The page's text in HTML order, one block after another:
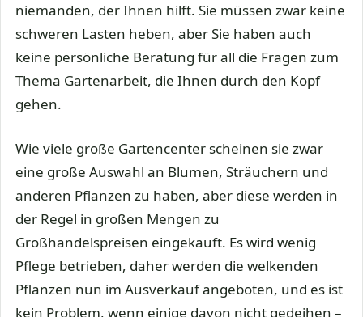
niemanden, der Ihnen hilft. Sie müssen zwar keine
schweren Lasten heben, aber Sie haben auch
keine persönliche Beratung für all die Fragen zum
Thema Gartenarbeit, die Ihnen durch den Kopf
gehen.
Wie viele große Gartencenter scheinen sie zwar
eine große Auswahl an Blumen, Sträuchern und
anderen Pflanzen zu haben, aber diese werden in
der Regel in großen Mengen zu
Großhandelspreisen eingekauft. Es wird wenig
Pflege betrieben, daher werden die welkenden
Pflanzen nun im Ausverkauf angeboten, und es ist
kein Problem, wenn einige davon nicht gedeihen –